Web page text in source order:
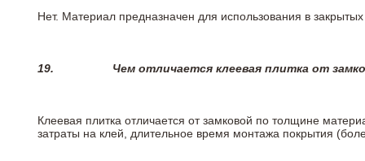
Нет. Материал предназначен для использования в
19. Чем отличается клеевая плитка от
Клеевая плитка отличается от замковой по толщине
затраты на клей, длительное время монтажа покрытия